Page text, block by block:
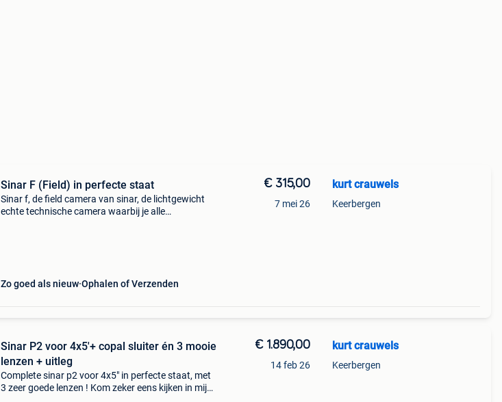
Sinar F (Field) in perfecte staat
Sinar f, de field camera van sinar, de lichtgewicht
echte technische camera waarbij je alle
Zo goed als nieuw Ophalen of Verzenden
€ 315,00
7 mei 26
kurt crauwels
Keerbergen
Sinar P2 voor 4x5'+ copal sluiter én 3 mooie
lenzen + uitleg
Complete sinar p2 voor 4x5" in perfecte staat, met
3 zeer goede lenzen ! Kom zeker eens kijken in mijn
€ 1.890,00
14 feb 26
kurt crauwels
Keerbergen